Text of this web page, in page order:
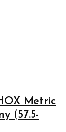
Metric
(57.5-